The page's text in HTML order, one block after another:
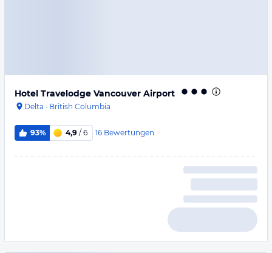
Hotel Travelodge Vancouver Airport
Delta · British Columbia
93% 4,9 / 6 16 Bewertungen